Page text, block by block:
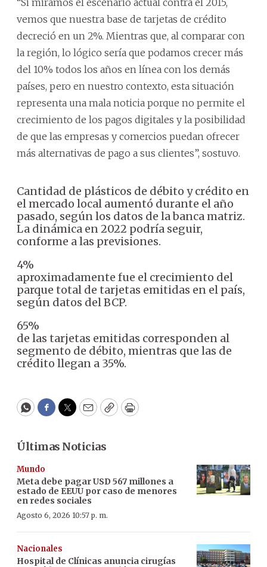
“Si miramos el escenario actual contra el 2015,
vemos que nuestra base de tarjetas de crédito
decreció en un 2%. Mientras que, al comparar con
la región, lo lógico sería que podamos crecer más
del 10% todos los años en línea con los demás
países, pero en nuestro contexto, esta situación
representa una mala noticia porque no permite el
crecimiento de los pagos digitales y la posibilidad
de que las empresas y comercios puedan ofrecer
más alternativas de pago a sus clientes”, sostuvo.
Cantidad de plásticos de débito y crédito en
el mercado local aumentó durante el año
pasado, según los datos de la banca matriz.
La dinámica en 2022 podría seguir,
conforme a las previsiones.
4%
aproximadamente fue el crecimiento del
parque total de tarjetas emitidas en el país,
según datos del BCP.
65%
de las tarjetas emitidas corresponden al
segmento de débito, mientras que las de
crédito llegan a 35%.
WhatsApp
Facebook
Twitter
EmailCopyPrint
Últimas Noticias
Mundo
Meta debe pagar USD 567 millones a
estado de EEUU por caso de menores
en redes sociales
Agosto 6, 2026 10:57 p. m.
Nacionales
Hospital de Clínicas anuncia cirugías